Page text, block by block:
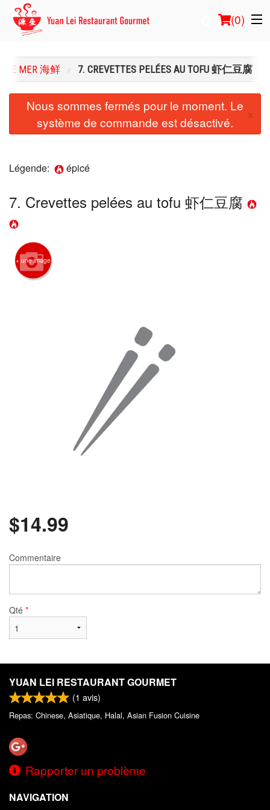
(0)
Commander en ligne
Emplacement
Connection
Inscription
DE MER 海鲜 7. CREVETTES PELÉES AU TOFU 虾仁豆腐
Nous sommes fermés pour le moment. Le
système de commande est désactivé.
×
Légende: épicé
7. Crevettes pelées au tofu 虾仁豆腐
+ une image
$14.99
Commentaire
Qté *
YUAN LEI RESTAURANT GOURMET
(1 avis)
Repas: Chinese, Asiatique, Halal, Asian Fusion Cuisine
Rapporter un problème
NAVIGATION